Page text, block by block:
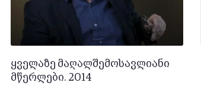
ყველაზე მაღალშემოსავლიანი
მწერლები. 2014